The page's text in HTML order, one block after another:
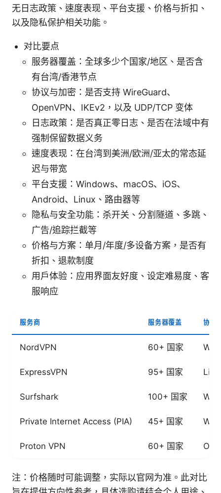
无日志政策、速度表现、平台支援、价格与折扣、
以及隐私保护相关功能。
对比要点
服务器覆盖：全球多少个国家/地区、是否含
有台湾/香港节点
协议与加密：是否支持 WireGuard、
OpenVPN、IKEv2，以及 UDP/TCP 变体
日志政策：是否真正零日志、是否在法域中有
强制保留数据义务
速度表现：在台湾到美洲/欧洲/亚太的常态延
迟与带宽
平台支援：Windows、macOS、iOS、
Android、Linux、路由器等
隐私与安全功能：杀开关、分割隧道、多跳、
广告/追踪拦截等
价格与方案：单月/年度/多设备方案，是否有
折扣、退款制度
用户体验：应用界面友好度、设定难易度、客
服响应
服务商 服务器覆盖 协议/
NordVPN 60+ 国家
ExpressVPN 95+ 国家
Surfshark 100+ 国家
Private Internet Access (PIA) 45+ 国家
Proton VPN 60+ 国家
注：价格随时可能调整，实际以官网为准。此对比